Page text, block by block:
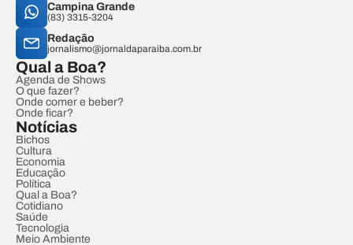
Campina Grande
(83) 3315-3204
Redação
jornalismo@jornaldaparaiba.com.br
Qual a Boa?
Agenda de Shows
O que fazer?
Onde comer e beber?
Onde ficar?
Notícias
Bichos
Cultura
Economia
Educação
Política
Qual a Boa?
Cotidiano
Saúde
Tecnologia
Meio Ambiente